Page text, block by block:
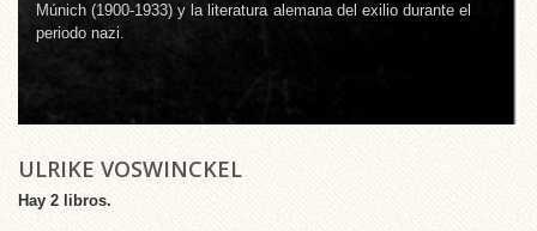
Múnich (1900-1933) y la literatura alemana del exilio durante el
periodo nazi.
ULRIKE VOSWINCKEL
Hay 2 libros.